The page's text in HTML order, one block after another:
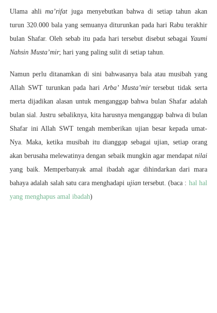
Ulama ahlima’rifat juga menyebutkan bahwa di setiap tahun akan
turun 320.000 bala yang semuanya diturunkan pada hari Rabu terakhir
bulan Shafar. Oleh sebab itu pada hari tersebut disebut sebagai Yaumi
Nahsin Musta’mir; hari yang paling sulit di setiap tahun.
Namun perlu ditanamkan di sini bahwasanya bala atau musibah yang
Allah SWT turunkan pada hariArba’ Musta’mirtersebut tidak serta
merta dijadikan alasan untuk menganggap bahwa bulan Shafar adalah
bulan sial. Justru sebaliknya, kita harusnya menganggap bahwa di bulan
Shafar ini Allah SWT tengah memberikan ujian besar kepada umat-
Nya. Maka, ketika musibah itu dianggap sebagai ujian, setiap orang
akan berusaha melewatinya dengan sebaik mungkin agar mendapat nilai
yang baik. Memperbanyak amal ibadah agar dihindarkan dari mara
bahaya adalah salah satu cara menghadapi ujiantersebut. (baca : hal hal
yang menghapus amal ibadah)